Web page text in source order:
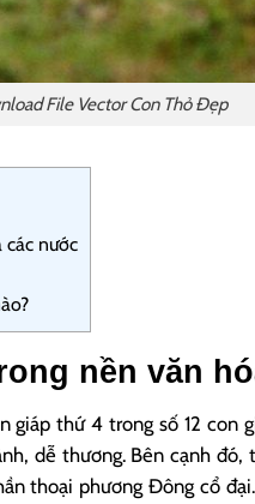
File Vector Con Thỏ Đẹp
nước
nền văn
giáp thứ 4 trong số 12 con
dễ thương. Bên cạnh đó,
thoại phương Đông cổ